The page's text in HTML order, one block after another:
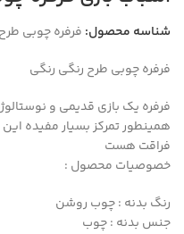
شناسه محصول: فرفره چوبی
فرفره چوبی طرح رنگی رنگی
فرفره یک بازی قدیمی و
همینطور تمرکز بسیار مفیده
فراقت هست
خصوصیات محصول :
رنگ بدنه : چوب روشن
جنس بدنه : چوب